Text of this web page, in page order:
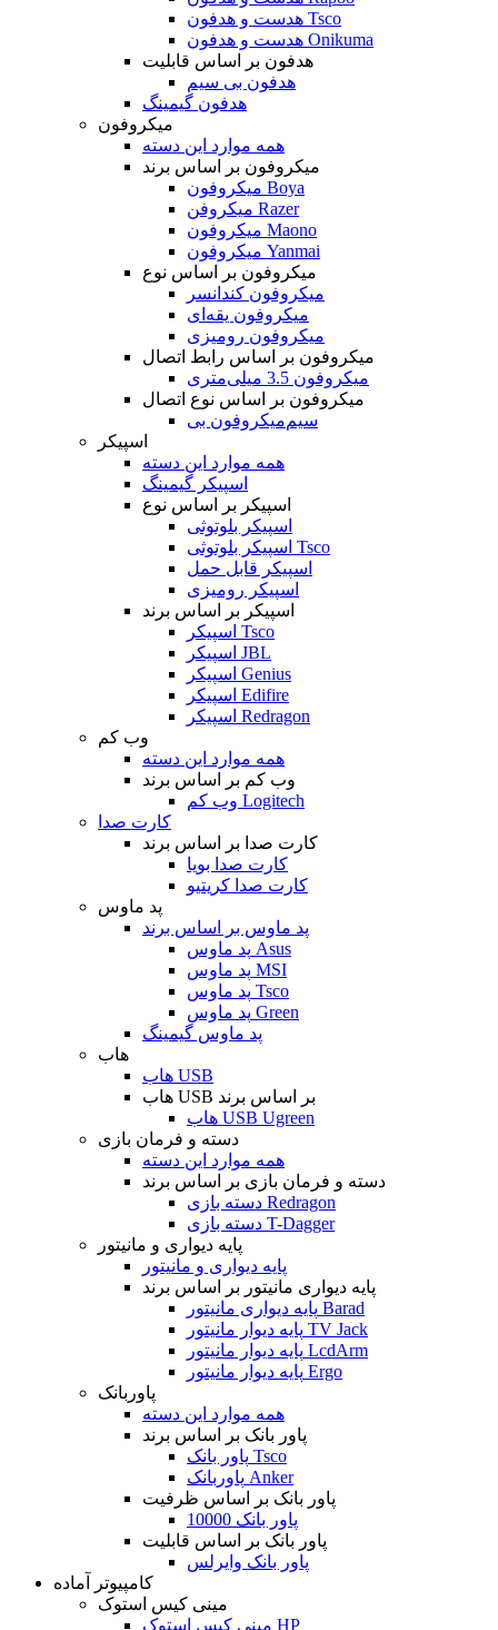
هدست و هدفون Tsco
هدست و هدفون Onikuma
هدفون بر اساس قابلیت
هدفون بی سیم
هدفون گیمینگ
میکروفون
همه موارد این دسته
میکروفون بر اساس برند
میکروفون Boya
میکروفن Razer
میکروفون Maono
میکروفون Yanmai
میکروفون بر اساس نوع
میکروفون کندانسر
میکروفون یقه‌ای
میکروفون رومیزی
میکروفون بر اساس رابط اتصال
میکروفون 3.5 میلی‌متری
میکروفون بر اساس نوع اتصال
میکروفون بی‌‎سیم
اسپیکر
همه موارد این دسته
اسپیکر گیمینگ
اسپیکر بر اساس نوع
اسپیکر بلوتوثی
اسپیکر بلوتوثی Tsco
اسپیکر قابل حمل
اسپیکر رومیزی
اسپیکر بر اساس برند
اسپیکر Tsco
اسپیکر JBL
اسپیکر Genius
اسپیکر Edifire
اسپیکر Redragon
وب کم
همه موارد این دسته
وب کم بر اساس برند
وب کم Logitech
کارت صدا
کارت صدا بر اساس برند
کارت صدا بویا
کارت صدا کریتیو
پد ماوس
پد ماوس بر اساس برند
پد ماوس Asus
پد ماوس MSI
پد ماوس Tsco
پد ماوس Green
پد ماوس گیمینگ
هاب
هاب USB
هاب USB بر اساس برند
هاب USB Ugreen
دسته و فرمان بازی
همه موارد این دسته
دسته و فرمان بازی بر اساس برند
دسته بازی Redragon
دسته بازی T-Dagger
پایه دیواری و مانیتور
پایه دیواری و مانیتور
پایه دیواری مانیتور بر اساس برند
پایه دیواری مانیتور Barad
پایه دیوار مانیتور TV Jack
پایه دیوار مانیتور LcdArm
پایه دیوار مانیتور Ergo
پاوربانک
همه موارد این دسته
پاور بانک بر اساس برند
پاور بانک Tsco
پاوربانک Anker
پاور بانک بر اساس ظرفیت
پاور بانک 10000
پاور بانک بر اساس قابلیت
پاور بانک وایرلس
کامپیوتر آماده
مینی کیس استوک
مینی کیس استوک HP